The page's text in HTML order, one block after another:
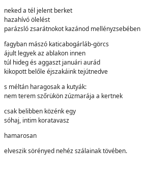
neked a tél jelent berket
hazahívó ölelést
parázsló zsarátnokot kazánod mellényzsebében
fagyban mászó katicabogárláb-görcs
ájult legyek az ablakon innen
túl hideg és aggaszt januári aurád
kikopott belőle éjszakáink tejútnedve
s méltán haragosak a kutyák:
nem terem szőrükön zúzmarája a kertnek
csak belibben közénk egy
sóhaj, intim koratavasz
hamarosan
elveszik sörényed nehéz szálainak tövében.